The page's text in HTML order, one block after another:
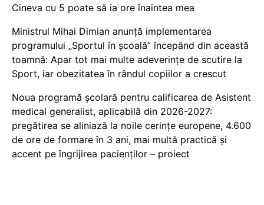
Cineva cu 5 poate să ia ore înaintea mea
Ministrul Mihai Dimian anunță implementarea
programului „Sportul în școală” începând din această
toamnă: Apar tot mai multe adeverințe de scutire la
Sport, iar obezitatea în rândul copiilor a crescut
Noua programă școlară pentru calificarea de Asistent
medical generalist, aplicabilă din 2026-2027:
pregătirea se aliniază la noile cerințe europene, 4.600
de ore de formare în 3 ani, mai multă practică și
accent pe îngrijirea pacienților – proiect